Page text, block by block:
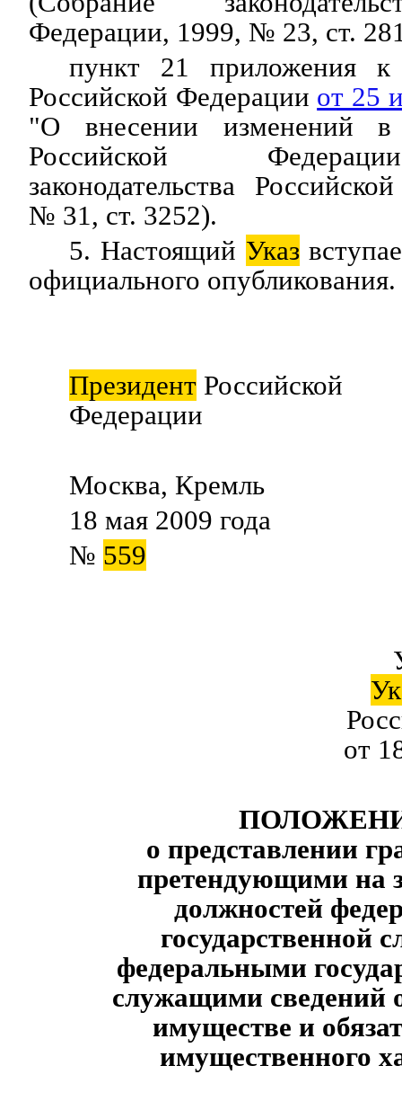
Федерации, 1999, № 23, ст.
пункт 21 приложения
Российской Федерации от 25
"О внесении изменений
Российской
законодательства
№ 31, ст. 3252).
5. Настоящий Указ
официального опубликования.
Президент Российской
Федерации
Москва, Кремль
18 мая 2009 года
№ 559
от
о представлении
претендующими на
должностей
государственной
федеральными
служащими сведений
имуществе и
имущественного